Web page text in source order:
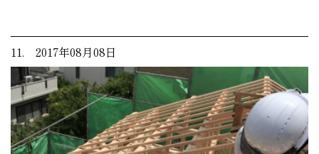
11. 2017年08月08日